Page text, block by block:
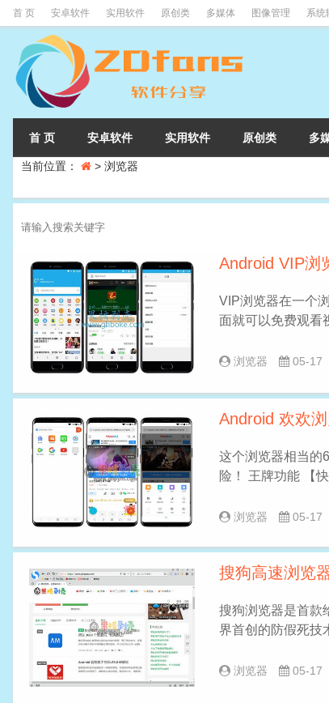
首 页 安卓软件 实用软件 原创类 多媒体 图像管理 系统
首 页 安卓软件 实用软件 原创类 多
当前位置： > 浏览器
Android VIP浏
VIP浏览器在一个
面就可以免费观看
浏览器 05-17
Android 欢欢
这个浏览器相当的
险！ 王牌功能 【
浏览器 05-17
搜狗高速浏览
搜狗浏览器是首款
界首创的防假死技
浏览器 05-17